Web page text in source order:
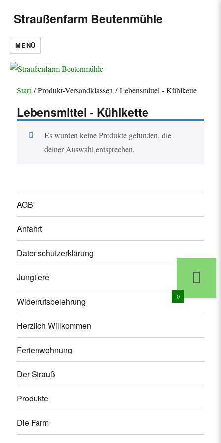
Straußenfarm Beutenmühle
MENÜ
Start/ Produkt-Versandklassen / Lebensmittel - Kühlkette
Lebensmittel - Kühlkette
Es wurden keine Produkte gefunden, die
deiner Auswahl entsprechen.
AGB
Anfahrt
Datenschutzerklärung
Jungtiere
Widerrufsbelehrung
Herzlich Willkommen
Ferienwohnung
Der Strauß
Produkte
Die Farm
0